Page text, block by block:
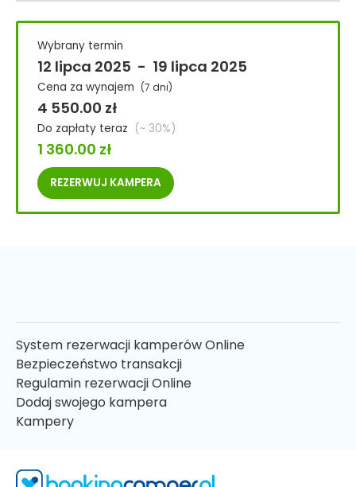
Wybrany termin
12 lipca 2025 - 19 lipca 2025
Cena za wynajem (7 dni)
4 550.00 zł
Do zapłaty teraz (~ 30%)
1 360.00 zł
REZERWUJ KAMPERA
System rezerwacji kamperów Online
Bezpieczeństwo transakcji
Regulamin rezerwacji Online
Dodaj swojego kampera
Kampery